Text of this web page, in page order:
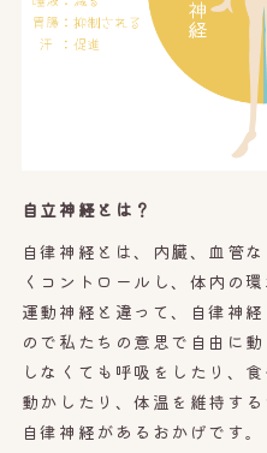
自立神経とは？
自律神経とは、内臓、血管
くコントロールし、体内の
運動神経と違って、自律神
ので私たちの意思で自由に
しなくても呼吸をしたり、
動かしたり、体温を維持す
自律神経があるおかげです。